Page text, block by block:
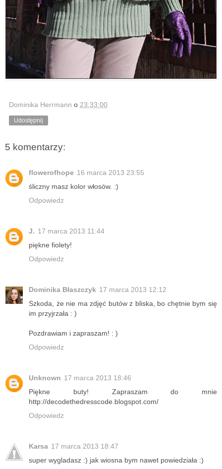
Dominika Herrmann o 23:33:00
Udostępnij
5 komentarzy:
flowerofhope 16 marca 2013 23:55
śliczny masz kolor włosów. :)
Odpowiedz
J. 17 marca 2013 11:44
piękne fiolety!
Odpowiedz
Dominika Błaszczyk 17 marca 2013 12:12
Szkoda, że nie ma zdjęć butów z bliska, bo chętnie bym się
im przyjrzała : )
Pozdrawiam i zapraszam! : )
Odpowiedz
Unknown 17 marca 2013 18:46
Piękne buty! Zapraszam do mnie
http://decodethedresscode.blogspot.com/
Odpowiedz
Karsa 17 marca 2013 18:47
super wygladasz :) jak wiosna bym nawet powiedziała :)